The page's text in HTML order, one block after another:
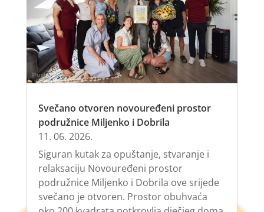
Svečano otvoren novouređeni prostor
podružnice Miljenko i Dobrila
11. 06. 2026.
Siguran kutak za opuštanje, stvaranje i
relaksaciju Novouređeni prostor
podružnice Miljenko i Dobrila ove srijede
svečano je otvoren. Prostor obuhvaća